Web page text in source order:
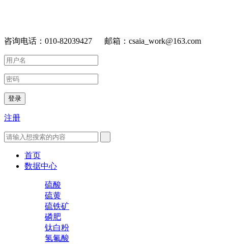
咨询电话：010-82039427 邮箱：csaia_work@163.com
登录
注册
首页
数据中心
硫酸
硫黄
硫铁矿
磷肥
钛白粉
氢氟酸